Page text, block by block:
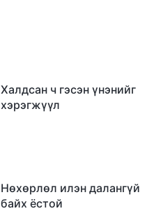
Халдсан ч гэсэн үнэнийг
хэрэгжүүл
Нөхөрлөл илэн далангүй
байх ёстой